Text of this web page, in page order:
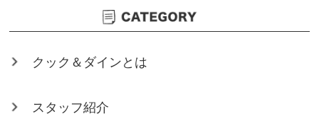
クック＆ダインとは
スタッフ紹介